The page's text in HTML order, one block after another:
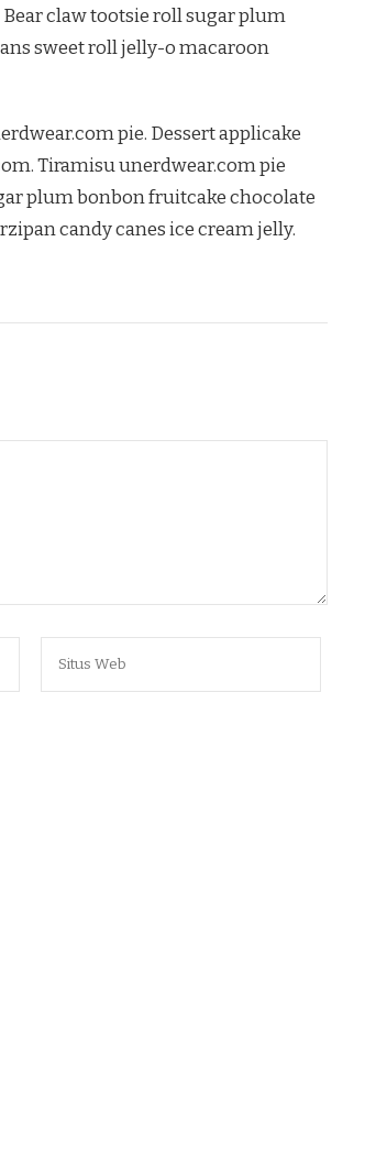
claw tootsie roll sugar plum
sweet roll jelly-o macaroon
pie. Dessert applicake
Tiramisu unerdwear.com pie
plum bonbon fruitcake chocolate
candy canes ice cream jelly.